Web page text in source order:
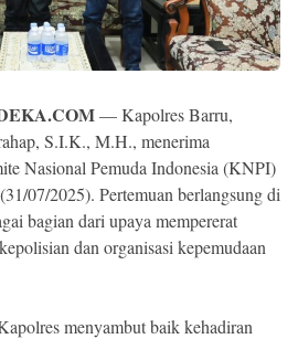
— Kapolres Barru,
S.I.K., M.H., menerima
Nasional Pemuda Indonesia (KNPI)
07/2025). Pertemuan berlangsung di
bagian dari upaya mempererat
dan organisasi kepemudaan
menyambut baik kehadiran